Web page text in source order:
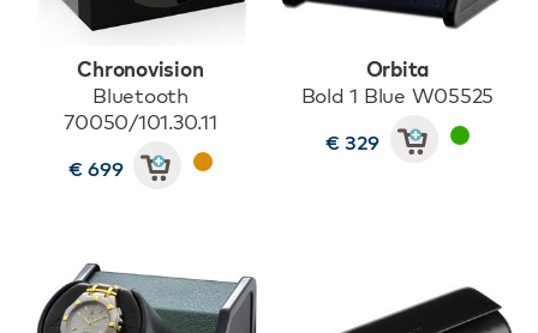
Chronovision
Bluetooth
70050/101.30.11
€ 699
Orbita
Bold 1 Blue W05525
€ 329